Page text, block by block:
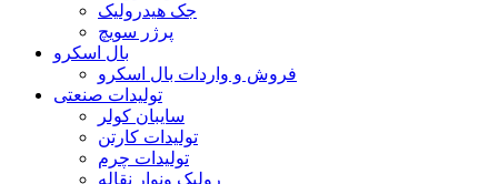
جک هیدرولیک
پرژر سویچ
بال اسکرو
فروش و واردات بال اسکرو
تولیدات صنعتی
سایبان کولر
تولیدات کارتن
تولیدات چرم
رولیک ونوار نقاله